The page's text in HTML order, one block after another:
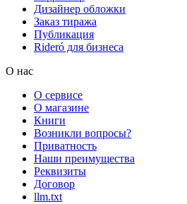
Дизайнер обложки
Заказ тиража
Публикация
Rideró для бизнеса
О нас
О сервисе
О магазине
Книги
Возникли вопросы?
Приватность
Наши преимущества
Реквизиты
Договор
llm.txt